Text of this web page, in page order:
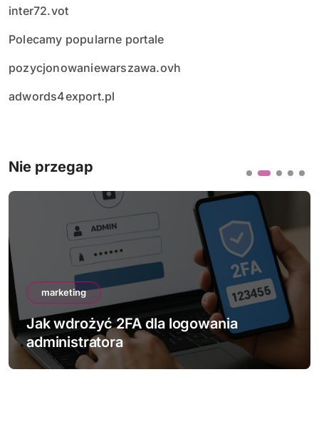
inter72.vot
Polecamy popularne portale
pozycjonowaniewarszawa.ovh
adwords4export.pl
Nie przegap
marketing
Jak sprawdzić
strony